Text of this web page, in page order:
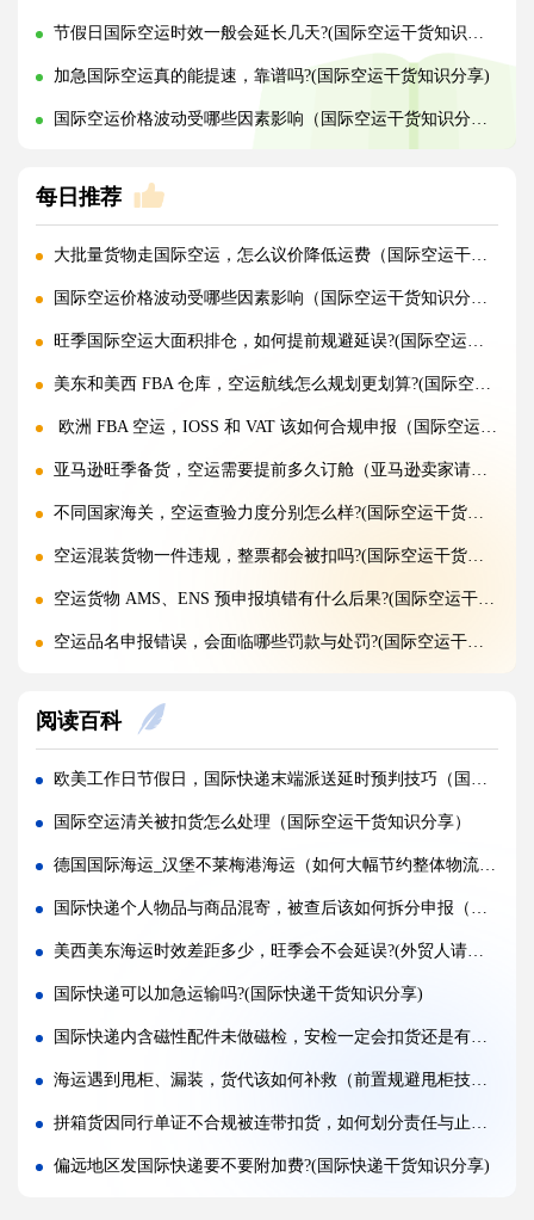
节假日国际空运时效一般会延长几天?(国际空运干货知识分享)
加急国际空运真的能提速，靠谱吗?(国际空运干货知识分享)
国际空运价格波动受哪些因素影响（国际空运干货知识分享）
每日推荐
大批量货物走国际空运，怎么议价降低运费（国际空运干货知识分享）
国际空运价格波动受哪些因素影响（国际空运干货知识分享）
旺季国际空运大面积排仓，如何提前规避延误?(国际空运干货知识分享)
美东和美西 FBA 仓库，空运航线怎么规划更划算?(国际空运干货知识分享)
欧洲 FBA 空运，IOSS 和 VAT 该如何合规申报（国际空运干货知识分享）
亚马逊旺季备货，空运需要提前多久订舱（亚马逊卖家请注意）
不同国家海关，空运查验力度分别怎么样?(国际空运干货知识分享)
空运混装货物一件违规，整票都会被扣吗?(国际空运干货知识分享)
空运货物 AMS、ENS 预申报填错有什么后果?(国际空运干货知识分享)
空运品名申报错误，会面临哪些罚款与处罚?(国际空运干货知识分享)
国际空运计费重与实际重、体积重怎么换算（国际空运干货知识分享）
普通货物走国际空运最低多少公斤起运（不清楚的外贸人看过来）
国际空运和国际快递到底有哪些核心区别（国际物流干货知识分享）
国际空运计费重与实际重、体积重怎么换算（国际空运干货知识分享）
国际空运客机和全货机分别适合运什么货物（国际空运干货知识分享）
如何查询国际快递实时物流轨迹?(国际快递干货知识分享)
国际快递关税收取标准是什么，多少金额免税?(国际快递干货知识分享)
国际快递为什么越重单价越便宜?(国际空运干货知识分享)
第一次寄国际快递，详细流程步骤是什么（国际快递干货知识分享）
阅读百科
欧美工作日节假日，国际快递末端派送延时预判技巧（国际快递干货知识分享）
国际空运清关被扣货怎么处理（国际空运干货知识分享）
德国国际海运_汉堡不莱梅港海运（如何大幅节约整体物流成本）
国际快递个人物品与商品混寄，被查后该如何拆分申报（国际快递干货知识分享）
美西美东海运时效差距多少，旺季会不会延误?(外贸人请注意)
国际快递可以加急运输吗?(国际快递干货知识分享)
国际快递内含磁性配件未做磁检，安检一定会扣货还是有放行标准（国际快递干货知识分享）
海运遇到甩柜、漏装，货代该如何补救（前置规避甩柜技巧）
拼箱货因同行单证不合规被连带扣货，如何划分责任与止损（国际海运干货知识分享）
偏远地区发国际快递要不要附加费?(国际快递干货知识分享)